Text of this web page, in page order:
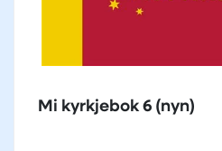
Mi kyrkjebok 6 (nyn)